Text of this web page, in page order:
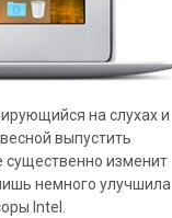
на слухах и
выпустить
существенно изменит
немного улучшила
Intel.